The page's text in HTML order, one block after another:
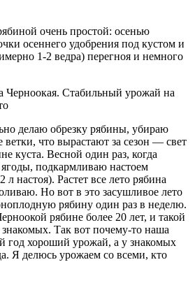
очень простой: осенью
осеннего удобрения под кустом и
1-2 ведра) перегноя и немного
делаю обрезку рябины, убираю
что вырастают за сезон — свет
куста. Весной один раз, когда
ягоды, подкармливаю настоем
л настоя). Растет все лето рябина
Но вот в это засушливое лето
рябину один раз в неделю.
рябине более 20 лет, и такой
Так вот почему-то наша
год хороший урожай, а у знакомых
Я делюсь урожаем со всеми, кто